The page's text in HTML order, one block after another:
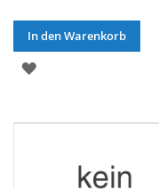
In den Warenkorb
ZUR
HINZUFÜGEN